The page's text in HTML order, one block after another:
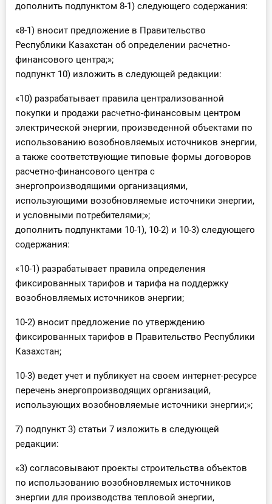
дополнить подпунктом 8-1) следующего содержания:
«8-1) вносит предложение в Правительство
Республики Казахстан об определении расчетно-
финансового центра;»;
подпункт 10) изложить в следующей редакции:
«10) разрабатывает правила централизованной
покупки и продажи расчетно-финансовым центром
электрической энергии, произведенной объектами по
использованию возобновляемых источников энергии,
а также соответствующие типовые формы договоров
расчетно-финансового центра с
энергопроизводящими организациями,
использующими возобновляемые источники энергии,
и условными потребителями;»;
дополнить подпунктами 10-1), 10-2) и 10-3) следующего
содержания:
«10-1) разрабатывает правила определения
фиксированных тарифов и тарифа на поддержку
возобновляемых источников энергии;
10-2) вносит предложение по утверждению
фиксированных тарифов в Правительство Республики
Казахстан;
10-3) ведет учет и публикует на своем интернет-ресурсе
перечень энергопроизводящих организаций,
использующих возобновляемые источники энергии;»;
7) подпункт 3) статьи 7 изложить в следующей
редакции:
«3) согласовывают проекты строительства объектов
по использованию возобновляемых источников
энергии для производства тепловой энергии,